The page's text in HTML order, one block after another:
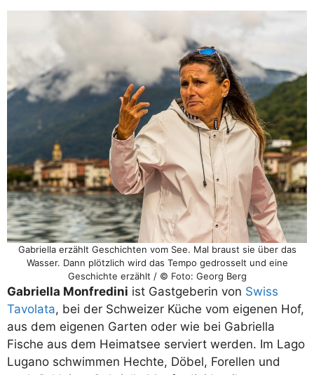
Gabriella erzählt Geschichten vom See. Mal braust sie über das
Wasser. Dann plötzlich wird das Tempo gedrosselt und eine
Geschichte erzählt / © Foto: Georg Berg
Gabriella Monfredini ist Gastgeberin von Swiss
Tavolata, bei der Schweizer Küche vom eigenen Hof,
aus dem eigenen Garten oder wie bei Gabriella
Fische aus dem Heimatsee serviert werden. Im Lago
Lugano schwimmen Hechte, Döbel, Forellen und